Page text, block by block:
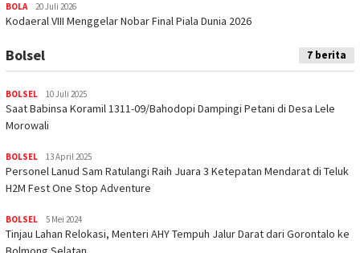
BOLA 20 Juli 2026
Kodaeral VIII Menggelar Nobar Final Piala Dunia 2026
Bolsel 7 berita
BOLSEL 10 Juli 2025
Saat Babinsa Koramil 1311-09/Bahodopi Dampingi Petani di Desa Lele
Morowali
BOLSEL 13 April 2025
Personel Lanud Sam Ratulangi Raih Juara 3 Ketepatan Mendarat di Teluk
H2M Fest One Stop Adventure
BOLSEL 5 Mei 2024
Tinjau Lahan Relokasi, Menteri AHY Tempuh Jalur Darat dari Gorontalo ke